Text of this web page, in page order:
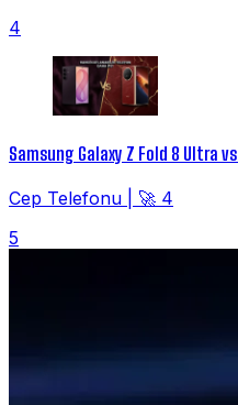
4
Samsung Galaxy Z Fold 8 Ultra
Cep Telefonu
🚀 4
5